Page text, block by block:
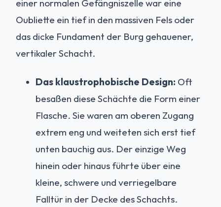
einer normalen Gefängniszelle war eine
Oubliette ein tief in den massiven Fels oder
das dicke Fundament der Burg gehauener,
vertikaler Schacht.
Das klaustrophobische Design: Oft
besaßen diese Schächte die Form einer
Flasche. Sie waren am oberen Zugang
extrem eng und weiteten sich erst tief
unten bauchig aus. Der einzige Weg
hinein oder hinaus führte über eine
kleine, schwere und verriegelbare
Falltür in der Decke des Schachts.